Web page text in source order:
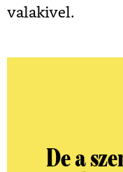
valakivel.
De a